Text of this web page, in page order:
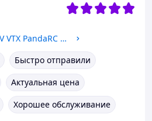
Відеопередавач для FPV VTX PandaRC VT5804-BAT 2.5W, 5.8Ghz
Быстро отправили
Актуальная цена
Хорошее обслуживание